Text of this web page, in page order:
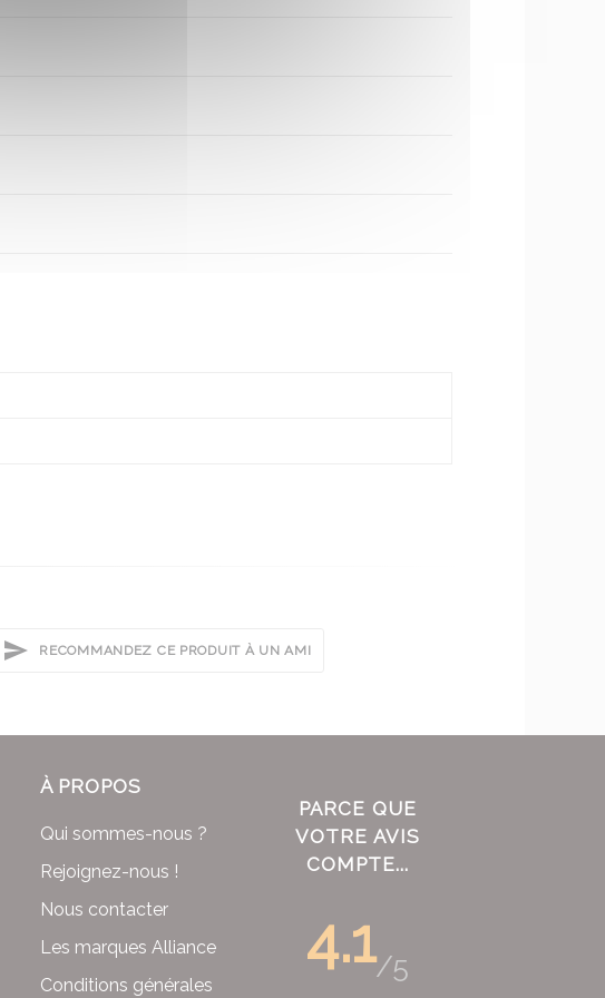
RECOMMANDEZ CE PRODUIT À UN AMI
À PROPOS
Qui sommes-nous ?
Rejoignez-nous !
Nous contacter
Les marques Alliance
Conditions générales
PARCE QUE
VOTRE AVIS
COMPTE...
4.1/5